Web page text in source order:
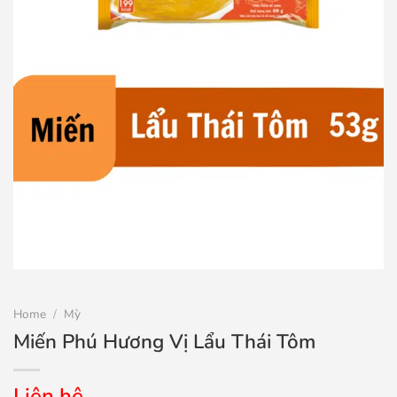
Home / Mỳ
Miến Phú Hương Vị Lẩu Thái Tôm